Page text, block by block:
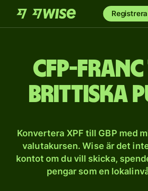
CFP-
brittiska
Konvertera XPF till GBP med
valutakursen. Wise är det
kontot om du vill skicka,
pengar som en